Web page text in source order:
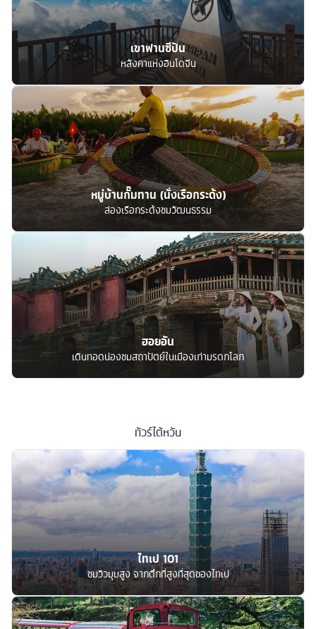
เขาฟานซีปัน
หลังคาแห่งอินโดจีน
หมู่บ้านกั๊มทาน (นั่งเรือกระด้ง)
ล่องเรือกระด้งชมวัฒนธรรม
ฮอยอัน
เดินทอดน่องชมสถาปัตย์ในเมืองเก่ามรดกโลก
ทัวร์ไต้หวัน
ไทเป 101
ชมวิวมุมสูง จากตึกที่สูงที่สุดของไทเป